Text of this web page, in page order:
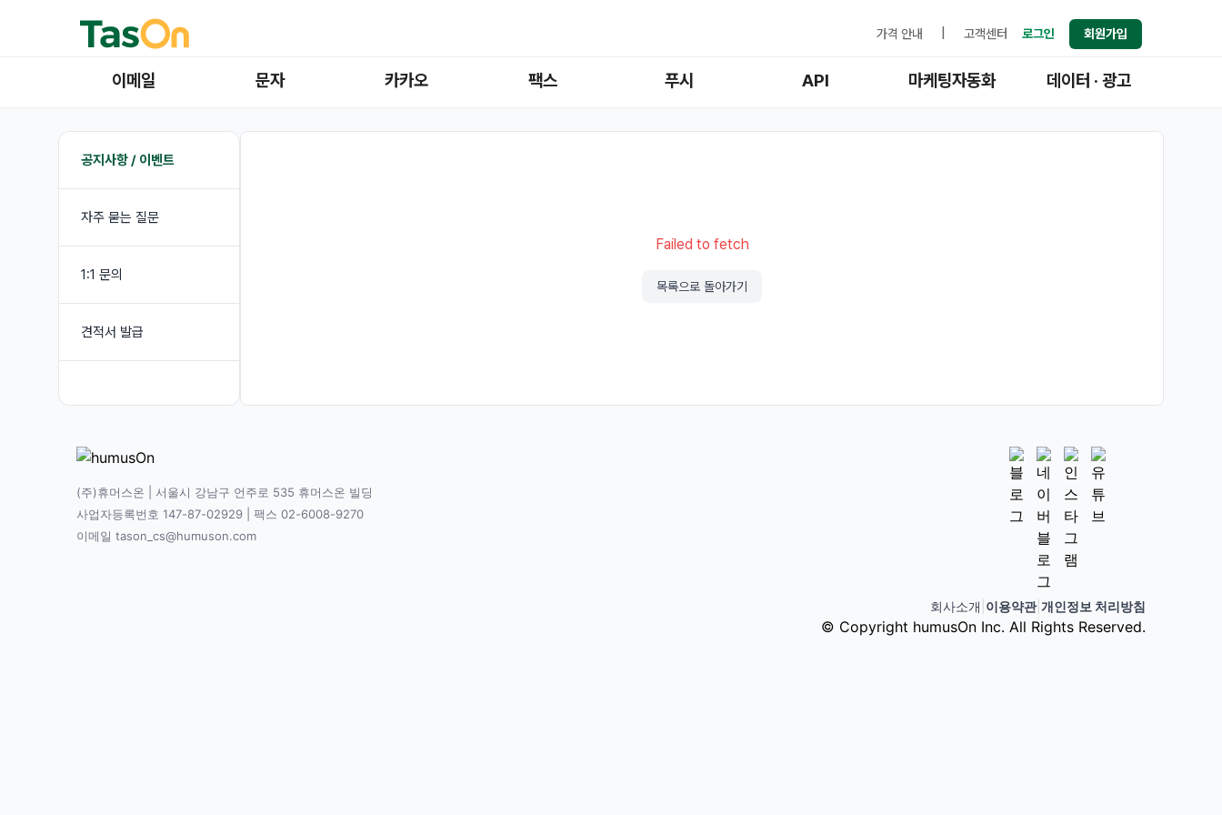
가격 안내 고객센터 로그인 회원가입
이메일 문자 카카오 팩스 푸시 API 마케팅자동화 데이터 · 광고
공지사항 / 이벤트
자주 묻는 질문
1:1 문의
견적서 발급
Failed to fetch
목록으로 돌아가기
(주)휴머스온 | 서울시 강남구 언주로 535 휴머스온 빌딩
사업자등록번호 147-87-02929 | 팩스 02-6008-9270
이메일 tason_cs@humuson.com
회사소개 이용약관| 개인정보 처리방침
© Copyright humusOn Inc. All Rights Reserved.